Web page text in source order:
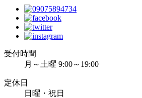
受付時間
月～土曜 9:00～19:00
定休日
日曜・祝日